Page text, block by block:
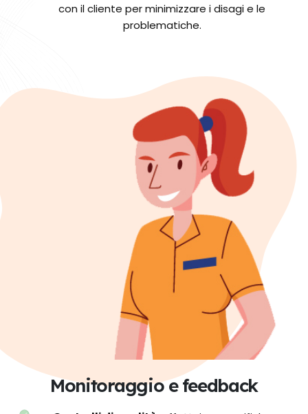
con il cliente per minimizzare i disagi e le
problematiche.
Monitoraggio e feedback